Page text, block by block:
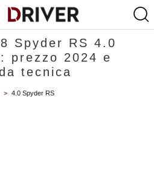
Spyder RS 4.0
prezzo 2024 e
tecnica
> 4.0 Spyder RS